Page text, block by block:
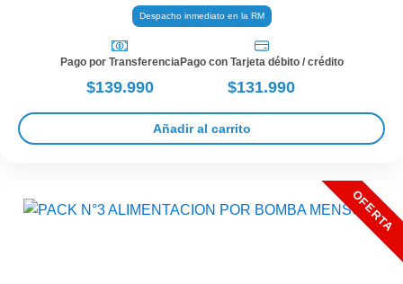
Despacho inmediato en la RM
Pago por Transferencia
$139.990
Pago con Tarjeta débito / crédito
$131.990
Añadir al carrito